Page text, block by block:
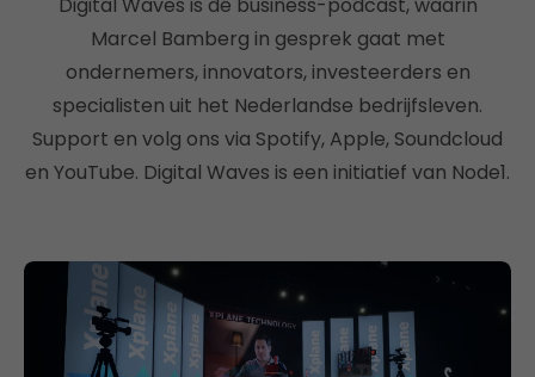
Marcel Bamberg in gesprek gaat met
ondernemers, innovators, investeerders en
specialisten uit het Nederlandse bedrijfsleven.
Support en volg ons via Spotify, Apple, Soundcloud
en YouTube. Digital Waves is een initiatief van Node1.